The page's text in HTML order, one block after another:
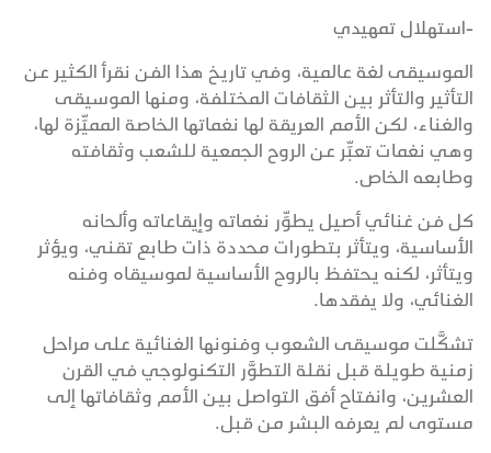
-استهلال تمهيدي
الموسيقى لغة عالمية، وفي تاريخ هذا الفن نقرأ الكثير عن
التأثير والتأثر بين الثقافات المختلفة، ومنها الموسيقى
والغناء، لكن الأمم العريقة لها نغماتها الخاصة المميِّزة لها،
وهي نغمات تعبِّر عن الروح الجمعية للشعب وثقافته
وطابعه الخاص.
كل فن غنائي أصيل يطوِّر نغماته وإيقاعاته وألحانه
الأساسية، ويتأثر بتطورات محددة ذات طابع تقني، ويؤثر
ويتأثر، لكنه يحتفظ بالروح الأساسية لموسيقاه وفنه
الغنائي، ولا يفقدها.
تشكَّلت موسيقى الشعوب وفنونها الغنائية على مراحل
زمنية طويلة قبل نقلة التطوَّر التكنولوجي في القرن
العشرين، وانفتاح أفق التواصل بين الأمم وثقافاتها إلى
مستوى لم يعرفه البشر من قبل.